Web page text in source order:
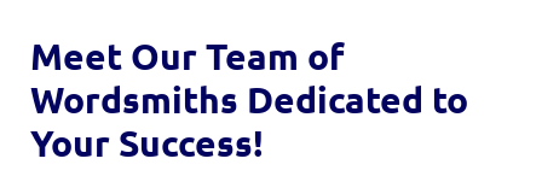
Meet Our Team of
Wordsmiths Dedicated to
Your Success!